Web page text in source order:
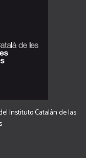
Instituto Catalán de las